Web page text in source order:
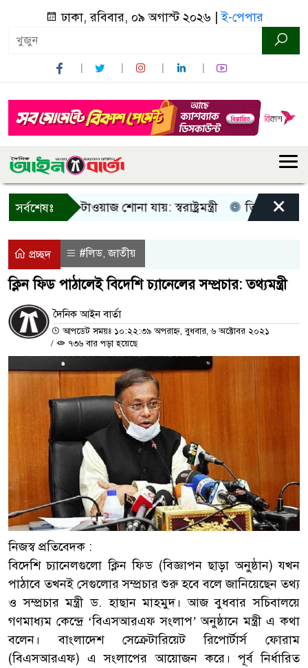
ঢাকা, রবিবার, ০৯ অগাস্ট ২০২৬ |ই-পেপার
সর্বশেষঃ
আওয়াজ-টাওয়াজ শোনা যায়: স্বরাষ্ট্রমন্ত্রী তিন দিনের মধ্যে
×
প্রচ্ছদ #লিড,জাতীয়
ক্লিন ফিড পাঠালেই বিদেশি চ্যানেলের সম্প্রচার: তথ্যমন্ত্রী
দৈনিক আইন বার্তা
আপডেট সময়ঃ ১০:২২:৩৯ অপরাহ্ন, বুধবার, ৬ অক্টোবর ২০২১
/
৭৩৬ বার পড়া হয়েছে
নিজস্ব প্রতিবেদক :
বিদেশি চ্যানেলগুলো ক্লিন ফিড (বিজ্ঞাপন ছাড়া অনুষ্ঠান) যখন
পাঠাবে তখনই সেগুলোর সম্প্রচার শুরু হবে বলে জানিয়েছেন তথ্য
ও সম্প্রচার মন্ত্রী ড. হাছান মাহমুদ। আজ বুধবার সচিবালয়ে
গণমাধ্যম কেন্দ্রে ‘বিএসআরএফ সংলাপ’ অনুষ্ঠানে মন্ত্রী এ কথা
বলেন। বাংলাদেশ সেক্রেটারিয়েট রিপোর্টার্স ফোরাম
(বিএসআরএফ) এ সংলাপের আয়োজন করে। পূর্ব নির্ধারিত